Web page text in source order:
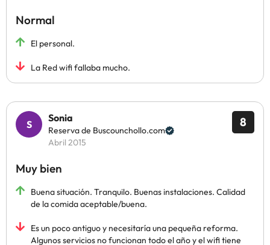
Normal
El personal.
La Red wifi fallaba mucho.
8
Sonia
Reserva de Buscounchollo.com
Abril 2015
Muy bien
Buena situación. Tranquilo. Buenas instalaciones. Calidad
de la comida aceptable/buena.
Es un poco antiguo y necesitaría una pequeña reforma.
Algunos servicios no funcionan todo el año y el wifi tiene